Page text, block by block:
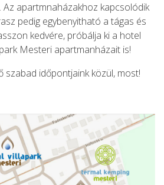
Az apartmnaházakhoz kapcsolódik
pedig egybenyitható a tágas és
kedvére, próbálja ki a hotel
Mesteri apartmanházait is!
szabad időpontjaink közül, most!